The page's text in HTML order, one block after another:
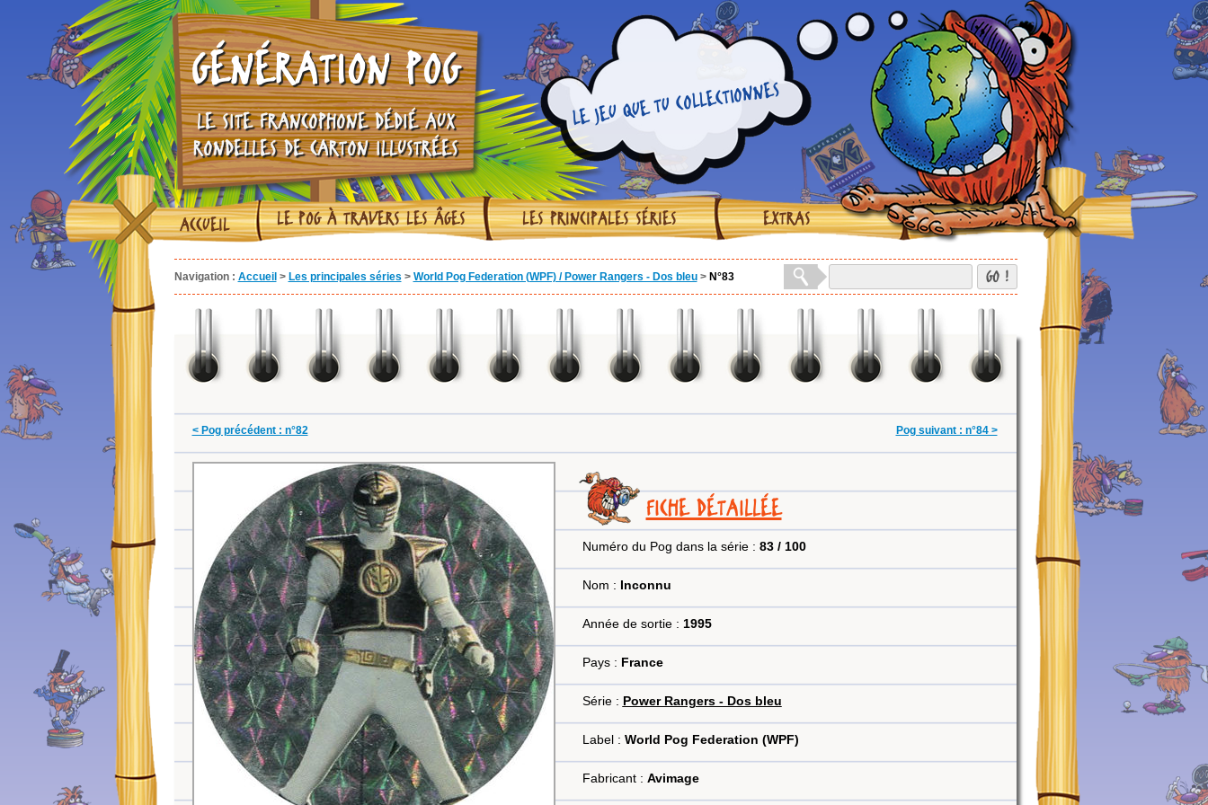
GÉNÉRATION POG
LE SITE FRANCOPHONE DÉDIÉ AUX
RONDELLES DE CARTON ILLUSTRÉES
LE JEU QUE TU COLLECTIONNES
ACCUEIL LE POG À TRAVERS LES ÂGES LES PRINCIPALES SÉRIES EXTRAS
Navigation : Accueil > Les principales séries > World Pog Federation (WPF) / Power Rangers - Dos bleu > N°83 GO !
< Pog précédent : n°82 Pog suivant : n°84 >
FICHE DÉTAILLÉE
Numéro du Pog dans la série : 83 / 100
Nom : Inconnu
Année de sortie : 1995
Pays : France
Série : Power Rangers - Dos bleu
Label : World Pog Federation (WPF)
Fabricant : Avimage